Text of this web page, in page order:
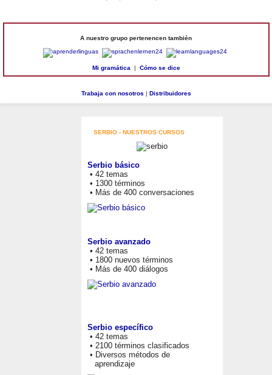
A nuestro grupo pertenencen también
Mi gramática | Cómo se dice
Trabaja con nosotros | Distribuidores
SERBIO - NUESTROS CURSOS
Serbio básico
• 42 temas
• 1300 términos
• Más de 400 conversaciones
Serbio avanzado
• 42 temas
• 1800 nuevos términos
• Más de 400 diálogos
Serbio específico
• 42 temas
• 2100 términos clasificados
• Diversos métodos de
aprendizaje